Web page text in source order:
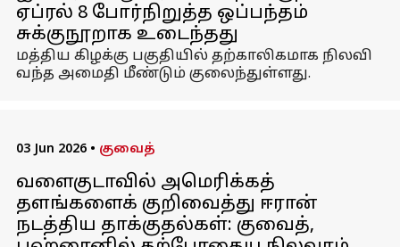
ஏப்ரல் 8 போர்நிறுத்த ஒப்பந்தம்
சுக்குநூறாக உடைந்தது
மத்திய கிழக்கு பகுதியில் தற்காலிகமாக நிலவி
வந்த அமைதி மீண்டும் குலைந்துள்ளது.
03 Jun 2026 • குவைத்
வளைகுடாவில் அமெரிக்கத்
தளங்களைக் குறிவைத்து ஈரான்
நடத்திய தாக்குதல்கள்: குவைத்,